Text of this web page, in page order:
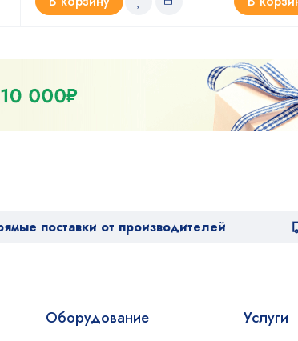
поставки от производителей
Оборудование Услуги